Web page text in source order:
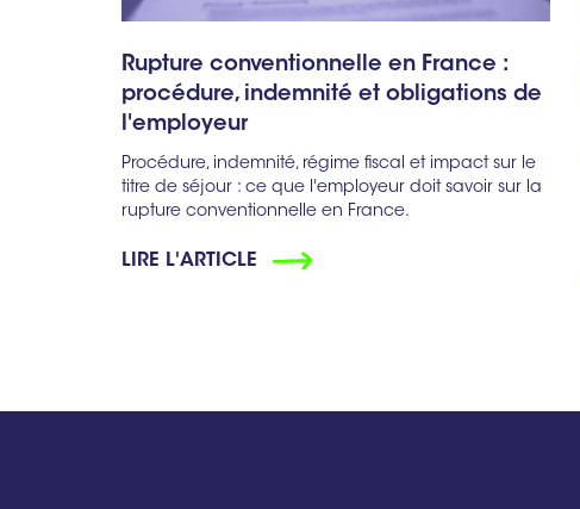
Rupture conventionnelle en France :
procédure, indemnité et obligations de
l'employeur
Procédure, indemnité, régime fiscal et impact sur le
titre de séjour : ce que l'employeur doit savoir sur la
rupture conventionnelle en France.
LIRE L'ARTICLE